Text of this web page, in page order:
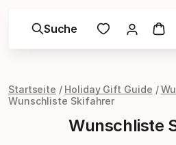
Suche
Startseite Holiday Gift Guide
Wunschliste Skifahrer
Wunschliste